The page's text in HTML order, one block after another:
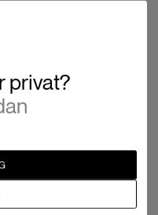
privat?